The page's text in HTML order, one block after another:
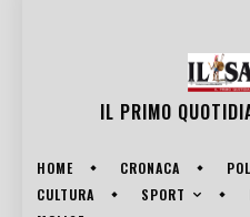
IL PRIMO
HOME CRONACA
CULTURA
SPORT